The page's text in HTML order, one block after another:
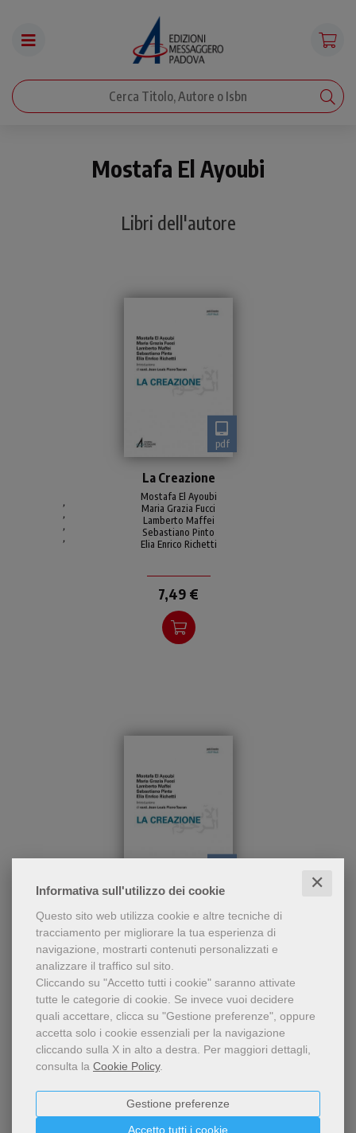
Informativa sull'utilizzo dei cookie ✕
Questo sito web utilizza cookie e altre tecniche di
tracciamento per migliorare la tua esperienza di
navigazione, mostrarti contenuti personalizzati e
analizzare il traffico sul sito.
Cliccando su "Accetto tutti i cookie" saranno attivate
tutte le categorie di cookie. Se invece vuoi decidere
quali accettare, clicca su "Gestione preferenze", oppure
accetta solo i cookie essenziali per la navigazione
cliccando sulla X in alto a destra. Per maggiori dettagli,
consulta la Cookie Policy.
Accetto tutti i cookie
Gestione preferenze
Mostafa El Ayoubi
Libri dell'autore
pdf
1,1-28)? Perché è un «punto
di incontro» su cui dialogare
per imparare a «com-
prendersi», cristiani
La Creazione
Mostafa El Ayoubi
,
Maria Grazia Fucci
,
Lamberto Maffei
,
Sebastiano Pinto
,
Elia Enrico Richetti
7,49 €
1,1-28)? Perché è un «punto
di incontro» su cui dialogare
per imparare a «com-
prendersi», cristiani
La roccia che ci salva. Spunti di preghiera
per chi ama la montagna
Mostafa El Ayoubi
Maria Grazia Fucci
,
Lamberto Maffei
,
Sebastiano Pinto
,
Elia Enrico Richetti
7,49 €